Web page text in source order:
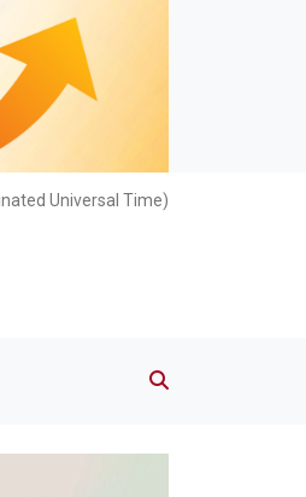
Universal Time)